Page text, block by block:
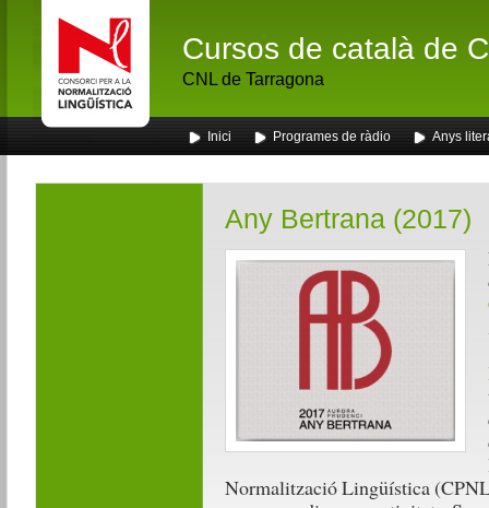
Cursos de català de
CNL de Tarragona
Inici Programes de ràdio Anys
Any Bertrana (2017)
Normalització Lingüística